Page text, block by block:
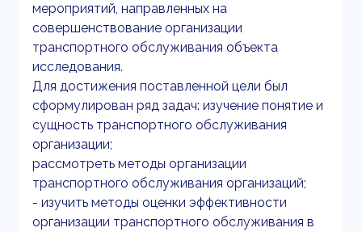
мероприятий, направленных на
совершенствование организации
транспортного обслуживания объекта
исследования.
Для достижения поставленной цели был
сформулирован ряд задач: изучение понятие и
сущность транспортного обслуживания
организации;
рассмотреть методы организации
транспортного обслуживания организаций;
- изучить методы оценки эффективности
организации транспортного обслуживания в